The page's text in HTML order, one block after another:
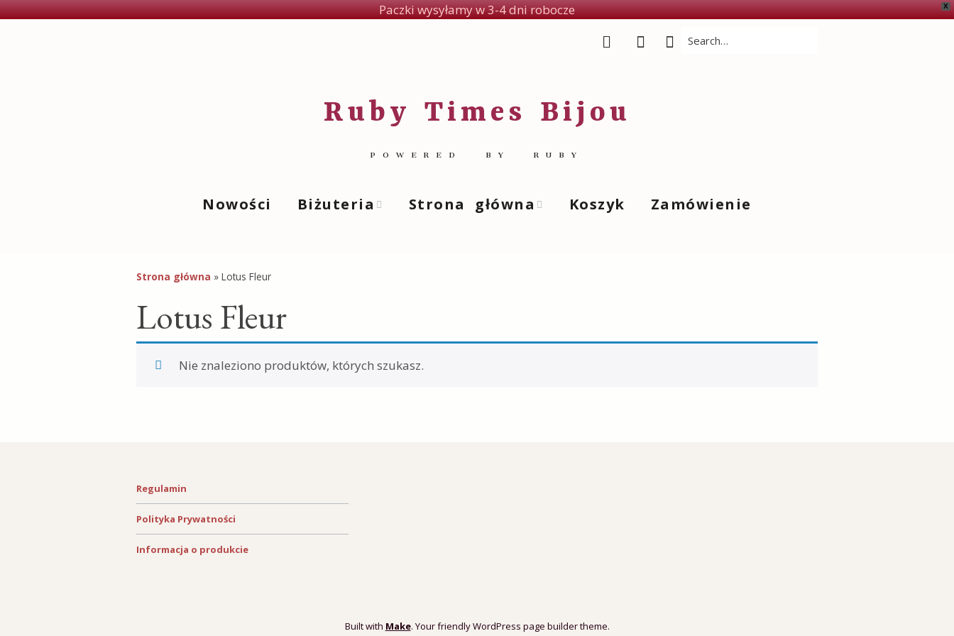
X
Paczki wysyłamy w 3-4 dni robocze
Ruby Times Bijou
POWERED BY RUBY
Nowości Biżuteria
Unikaty
Strona główna Koszyk Zamówienie
Strona główna » Lotus Fleur
Lotus Fleur
Nie znaleziono produktów, których szukasz.
Regulamin
Polityka Prywatności
Informacja o produkcie
Built with Make. Your friendly WordPress page builder theme.